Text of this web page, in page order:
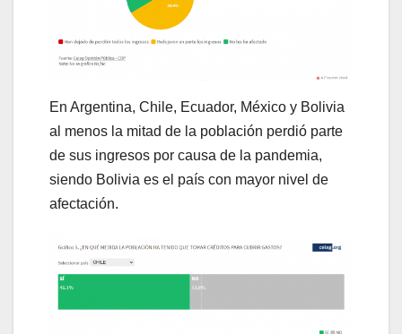
En Argentina, Chile, Ecuador, México y Bolivia
al menos la mitad de la población perdió parte
de sus ingresos por causa de la pandemia,
siendo Bolivia es el país con mayor nivel de
afectación.